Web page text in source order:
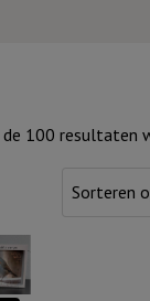
100 resultaten